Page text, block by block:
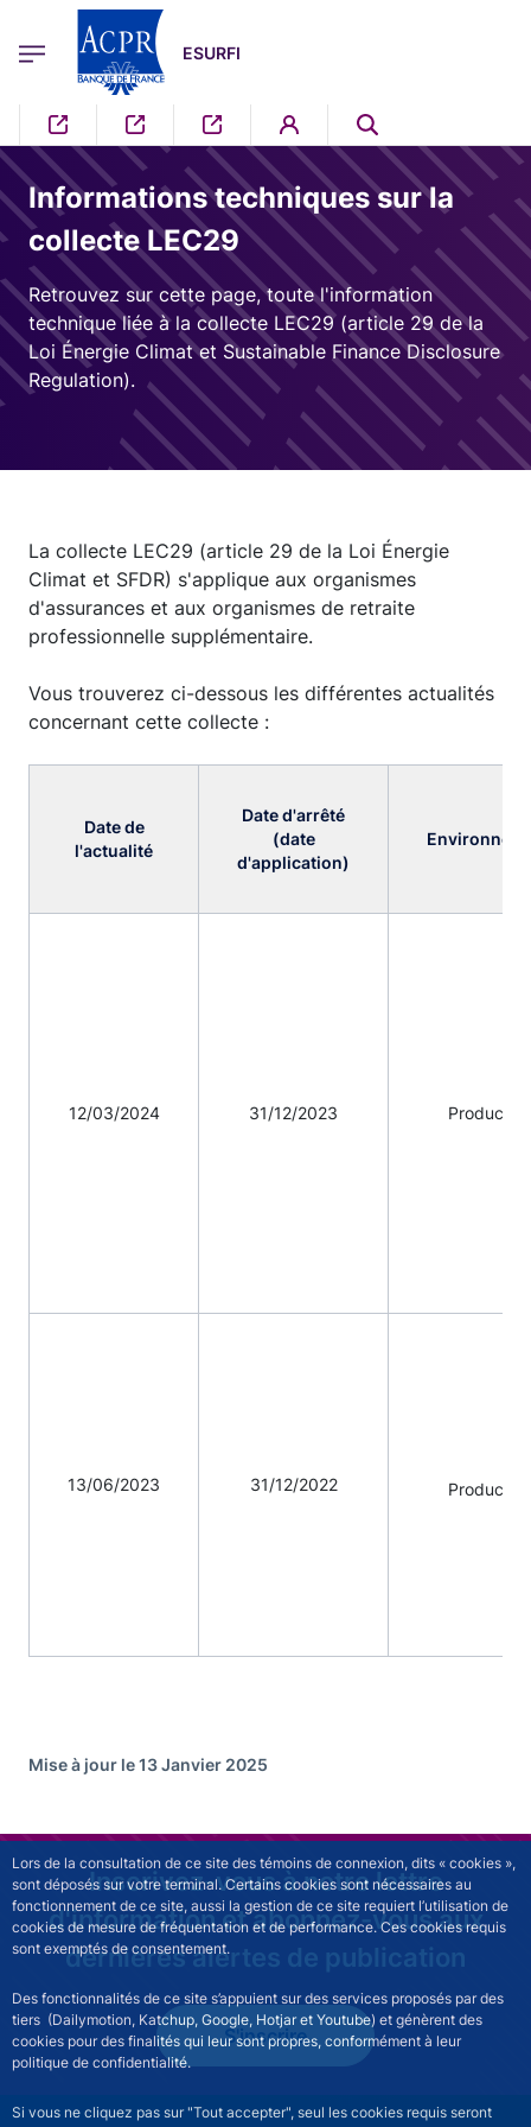
Lors de la consultation de ce site des témoins de connexion, dits « cookies »,
sont déposés sur votre terminal. Certains cookies sont nécessaires au
fonctionnement de ce site, aussi la gestion de ce site requiert l’utilisation de
cookies de mesure de fréquentation et de performance. Ces cookies requis
sont exemptés de consentement.
Des fonctionnalités de ce site s’appuient sur des services proposés par des
tiers (Dailymotion, Katchup, Google, Hotjar et Youtube) et génèrent des
cookies pour des finalités qui leur sont propres, conformément à leur
politique de confidentialité.
Si vous ne cliquez pas sur "Tout accepter", seul les cookies requis seront
ESURFI Menu Principal
ESURFI
Informations techniques sur la
collecte LEC29
Retrouvez sur cette page, toute l'information
technique liée à la collecte LEC29 (article 29 de la
Loi Énergie Climat et Sustainable Finance Disclosure
Regulation).
La collecte LEC29 (article 29 de la Loi Énergie
Climat et SFDR) s'applique aux organismes
d'assurances et aux organismes de retraite
professionnelle supplémentaire.
Vous trouverez ci-dessous les différentes actualités
concernant cette collecte :
Date de
l'actualité
Date d'arrêté
(date
d'application)
12/03/2024 31/12/2023 Production
13/06/2023 31/12/2022 Production
Mise à jour le 13 Janvier 2025
Inscrivez-vous à notre lettre
d'information et abonnez-vous aux
dernières alertes de publication
S'inscrire